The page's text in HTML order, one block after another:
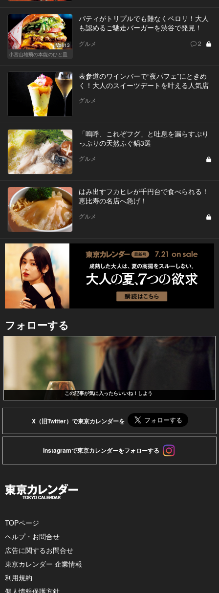
Vol.13
小宮山雄飛の本能のひと皿
パティがトリプルでも難なくペロリ！大人
も認めるご馳走バーガーを渋谷で発見！
グルメ 2
表参道のワインバーで“夜パフェ”にときめ
く！大人のスイーツデートを叶える人気店
グルメ
「嗚呼、これぞフグ」と吐息を漏らすぷり
っぷりの天然ふぐ鍋3選
グルメ
はみ出すフカヒレが千円台で食べられる！
恵比寿の名店へ急げ！
グルメ
フォローする
この記事が気に入ったらいいね！しよう
X（旧Twitter）で東京カレンダーを
Instagramで東京カレンダーをフォローする
TOPページ
ヘルプ・お問合せ
広告に関するお問合せ
東京カレンダー 企業情報
利用規約